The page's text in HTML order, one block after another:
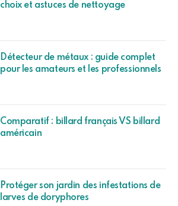
choix et astuces de nettoyage
Détecteur de métaux : guide complet
pour les amateurs et les professionnels
Comparatif : billard français VS billard
américain
Protéger son jardin des infestations de
larves de doryphores